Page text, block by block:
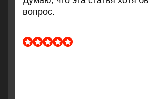
вопрοс.